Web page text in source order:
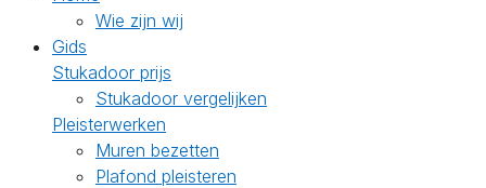
Wie zijn wij
Gids
Stukadoor prijs
Stukadoor vergelijken
Pleisterwerken
Muren bezetten
Plafond pleisteren